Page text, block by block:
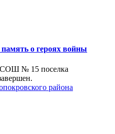
о героях войны
СОШ № 15 поселка
района